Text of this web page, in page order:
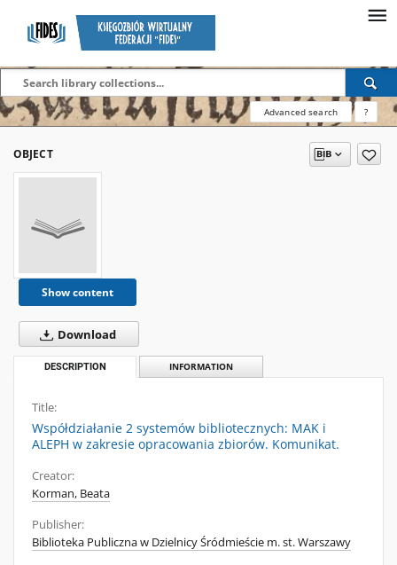
Advanced search ?
OBJECT
Show content
Download
DESCRIPTION INFORMATION
Title:
Współdziałanie 2 systemów bibliotecznych: MAK i
ALEPH w zakresie opracowania zbiorów. Komunikat.
Creator:
Korman, Beata
Publisher:
Biblioteka Publiczna w Dzielnicy Śródmieście m. st. Warszawy